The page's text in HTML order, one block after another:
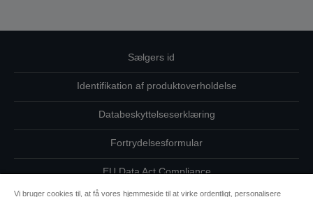
Sælgers id
Identifikation af produktoverholdelse
Databeskyttelseserklæring
Fortrydelsesformular
EU Data Act Compliance
Vi bruger cookies til, at få vores hjemmeside til at virke ordentligt, personalisere